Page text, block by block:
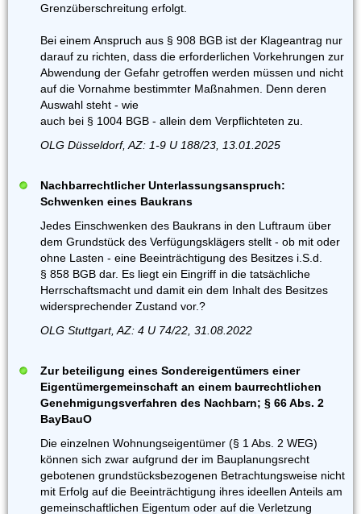
Grenzüberschreitung erfolgt.
Bei einem Anspruch aus § 908 BGB ist der Klageantrag nur
darauf zu richten, dass die erforderlichen Vorkehrungen zur
Abwendung der Gefahr getroffen werden müssen und nicht
auf die Vornahme bestimmter Maßnahmen. Denn deren
Auswahl steht - wie
auch bei § 1004 BGB - allein dem Verpflichteten zu.
OLG Düsseldorf, AZ: 1-9 U 188/23, 13.01.2025
Nachbarrechtlicher Unterlassungsanspruch:
Schwenken eines Baukrans
Jedes Einschwenken des Baukrans in den Luftraum über
dem Grundstück des Verfügungsklägers stellt - ob mit oder
ohne Lasten - eine Beeinträchtigung des Besitzes i.S.d.
§ 858 BGB dar. Es liegt ein Eingriff in die tatsächliche
Herrschaftsmacht und damit ein dem Inhalt des Besitzes
widersprechender Zustand vor.?
OLG Stuttgart, AZ: 4 U 74/22, 31.08.2022
Zur beteiligung eines Sondereigentümers einer
Eigentümergemeinschaft an einem baurrechtlichen
Genehmigungsverfahren des Nachbarn; § 66 Abs. 2
BayBauO
Die einzelnen Wohnungseigentümer (§ 1 Abs. 2 WEG)
können sich zwar aufgrund der im Bauplanungsrecht
gebotenen grundstücksbezogenen Betrachtungsweise nicht
mit Erfolg auf die Beeinträchtigung ihres ideellen Anteils am
gemeinschaftlichen Eigentum oder auf die Verletzung